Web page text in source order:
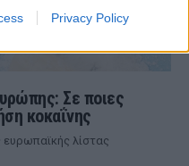
Privacy Policy
Σε ποιες
κοκαΐνης
ευρωπαϊκής λίστας